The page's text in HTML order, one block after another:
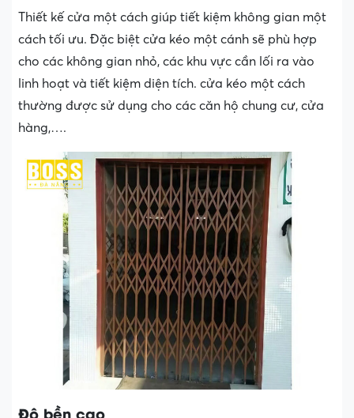
Thiết kế cửa một cách giúp tiết kiệm không gian một
cách tối ưu. Đặc biệt cửa kéo một cánh sẽ phù hợp
cho các không gian nhỏ, các khu vực cần lối ra vào
linh hoạt và tiết kiệm diện tích. cửa kéo một cách
thường được sử dụng cho các căn hộ chung cư, cửa
hàng,….
Độ bền cao